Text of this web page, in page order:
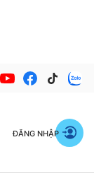
ĐĂNG NHẬP